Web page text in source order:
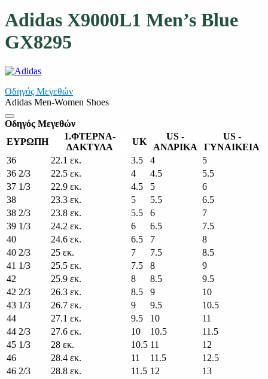
Adidas X9000L1 Men’s Blue
GX8295
Οδηγός Μεγεθών
Adidas Men-Women Shoes
Οδηγός Μεγεθών
ΕΥΡΩΠΗ
1.ΦΤΕΡΝΑ-
ΔΑΚΤΥΛΑ
UK
US -
ΑΝΔΡΙΚΑ
US -
ΓΥΝΑΙΚΕΙΑ
36
22.1 εκ. 3.5 4
5
36 2/3
22.5 εκ. 4 4.5
5.5
37 1/3
22.9 εκ. 4.5 5
6
38
23.3 εκ. 5 5.5
6.5
38 2/3
23.8 εκ. 5.5 6
7
39 1/3
24.2 εκ. 6 6.5
7.5
40
24.6 εκ. 6.5 7
8
40 2/3
25 εκ. 7 7.5
8.5
41 1/3
25.5 εκ. 7.5 8
9
42
25.9 εκ. 8 8.5
9.5
42 2/3
26.3 εκ. 8.5 9
10
43 1/3
26.7 εκ. 9 9.5
10.5
44
27.1 εκ. 9.5 10
11
44 2/3
27.6 εκ. 10 10.5
11.5
45 1/3
28 εκ. 10.5 11
12
46
28.4 εκ. 11 11.5
12.5
46 2/3
28.8 εκ. 11.5 12
13